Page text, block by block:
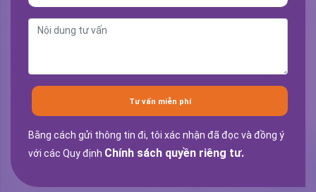
Tư vấn miễn phí
Bằng cách gửi thông tin đi, tôi xác nhận đã đọc và đồng ý
với các Quy định Chính sách quyền riêng tư.